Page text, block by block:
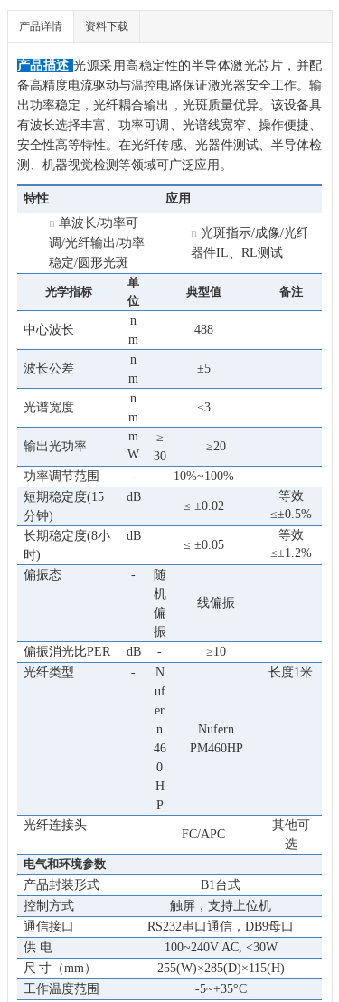
产品详情 资料下载
产品描述 光源采用高稳定性的半导体激光芯片，并配
备高精度电流驱动与温控电路保证激光器安全工作。输
出功率稳定，光纤耦合输出，光斑质量优异。该设备具
有波长选择丰富、功率可调、光谱线宽窄、操作便捷、
安全性高等特性。在光纤传感、光器件测试、半导体检
测、机器视觉检测等领域可广泛应用。
特性
应用
n 单波长/功率可
调/光纤输出/功率
稳定/圆形光斑
n 光斑指示/成像/光纤
器件IL、 RL测试
光学指标
单
位
典型值 备注
中心波长
n
m
488
波长公差
n
m
±5
光谱宽度
n
m
≤3
输出光功率
m
W
≥
30
≥20
功率调节范围 -
10%~100%
短期稳定度(15
分钟)
dB
≤ ±0.02
等效
≤±0.5%
长期稳定度(8小
时)
dB
≤ ±0.05
等效
≤±1.2%
偏振态
-
随
机
偏
振
线偏振
偏振消光比PER dB -
≥10
光纤类型
-
N
uf
er
n
46
0
H
P
Nufern
PM460HP
长度1米
光纤连接头
FC/APC
其他可
选
电气和环境参数
产品封装形式
B1台式
控制方式
触屏，支持上位机
通信接口
RS232串口通信，DB9母口
供 电
100~240V AC, <30W
尺 寸（mm）
255(W)×285(D)×115(H)
工作温度范围
-5~+35°C